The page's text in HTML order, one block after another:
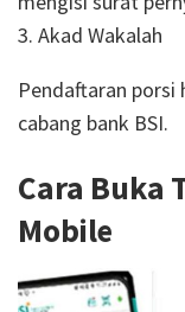
3. Akad Wakalah
Pendaftaran porsi
cabang bank BSI.
Cara Buka
Mobile